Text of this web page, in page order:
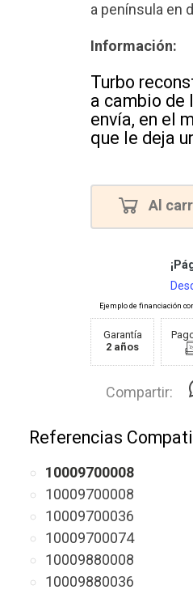
a península en
Información:
Turbo
a cambio de
envía, en el
que le deja
Al
Garantía
2 años
Compartir:
Referencias
10009700008
10009700008
10009700036
10009700074
10009880008
10009880036